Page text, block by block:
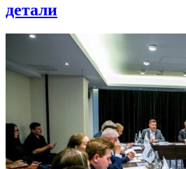
детали